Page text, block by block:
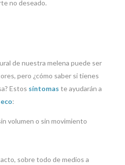
no deseado.
de nuestra melena puede ser
pero ¿cómo saber si tienes
Estos síntomas te ayudarán a
:
volumen o sin movimiento
sobre todo de medios a